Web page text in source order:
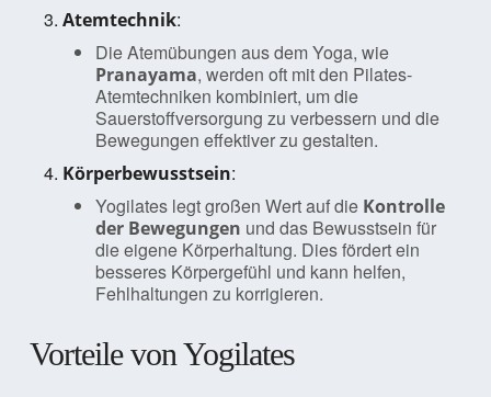
Atemtechnik:
Die Atemübungen aus dem Yoga, wie
Pranayama, werden oft mit den Pilates-
Atemtechniken kombiniert, um die
Sauerstoffversorgung zu verbessern und die
Bewegungen effektiver zu gestalten.
Körperbewusstsein:
Yogilates legt großen Wert auf die Kontrolle
der Bewegungen und das Bewusstsein für
die eigene Körperhaltung. Dies fördert ein
besseres Körpergefühl und kann helfen,
Fehlhaltungen zu korrigieren.
Vorteile von Yogilates